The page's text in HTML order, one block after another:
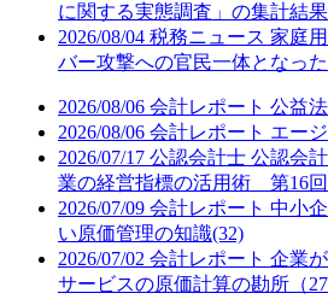
に関する実態調査」の集計結果
2026/08/04 税務ニュース 家庭
バー攻撃への官民一体となっ
2026/08/06 会計レポート 公益
2026/08/06 会計レポート エー
2026/07/17 公認会計士 公認会
業の経営指標の活用術 第16回
2026/07/09 会計レポート 中小
い原価管理の知識(32)
2026/07/02 会計レポート 企業
サービスの原価計算の勘所（27